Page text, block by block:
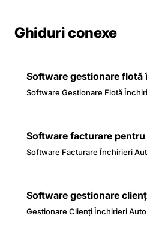
Ghiduri conexe
Software gestionare flotă
Software Gestionare Flotă
Software facturare
Software Facturare Închirieri
Software gestionare
Gestionare Clienți Închirieri Auto